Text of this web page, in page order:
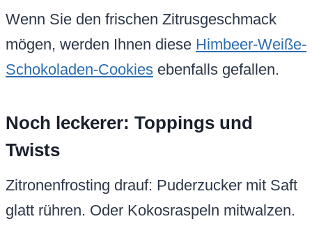
Wenn Sie den frischen Zitrusgeschmack
mögen, werden Ihnen diese Himbeer-Weiße-
Schokoladen-Cookies ebenfalls gefallen.
Noch leckerer: Toppings und
Twists
Zitronenfrosting drauf: Puderzucker mit Saft
glatt rühren. Oder Kokosraspeln mitwalzen.